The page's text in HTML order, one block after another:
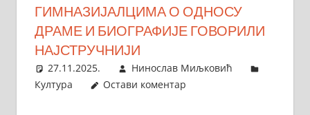
ГИМНАЗИЈАЛЦИМА О ОДНОСУ
ДРАМЕ И БИОГРАФИЈЕ ГОВОРИЛИ
НАЈСТРУЧНИЈИ
27.11.2025.
Нинослав Миљковић
Култура
Остави коментар